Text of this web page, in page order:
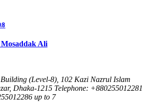
Ali
(Level-8), 102 Kazi Nazrul Islam
Dhaka-1215 Telephone: +880255012281
up to 7